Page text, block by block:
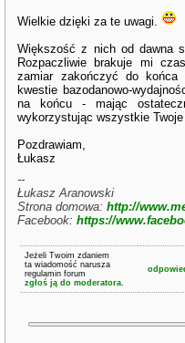
Wielkie dzięki za te uwagi.
Większość z nich od dawna
Rozpaczliwie brakuje mi
zamiar zakończyć do
kwestie bazodanowo-
na końcu - mając
wykorzystując wszystkie Twoje
Pozdrawiam,
Łukasz
--
Łukasz Aranowski
Strona domowa:http://
Facebook:https://
Jeżeli Twoim zdaniem
ta wiadomość narusza
regulamin forum
zgłoś ją do moderatora.